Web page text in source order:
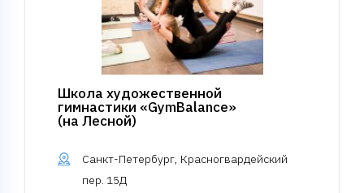
Школа художественной
гимнастики «GymBalance»
(на Лесной)
Санкт-Петербург, Красногвардейский
пер. 15Д